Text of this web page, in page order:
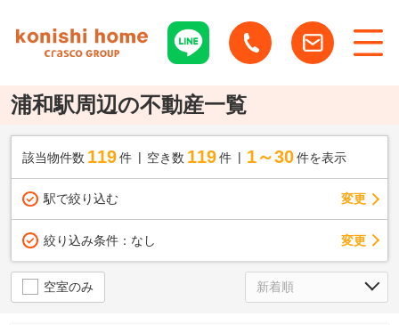
浦和駅周辺の不動産一覧
該当物件数 119件 空き数 119 件 1～30 件を表示
駅で絞り込む 変更
絞り込み条件： なし 変更
空室のみ